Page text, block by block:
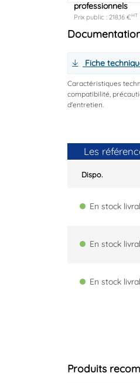
professionnels
Prix public : 218,16 €HT
Fiche
Caractéristiques
compatibilité,
d'entretien.
Les
Dispo.
En stock
En stock
En stock
Produits